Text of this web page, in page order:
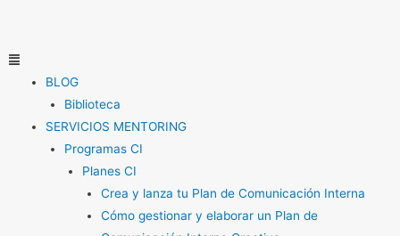
contenido
Menú
BLOG
Biblioteca
SERVICIOS MENTORING
Programas CI
Planes CI
Crea y lanza tu Plan de Comunicación Interna
Cómo gestionar y elaborar un Plan de